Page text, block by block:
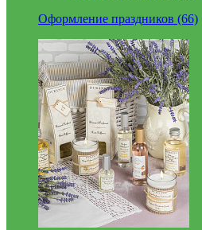
Оформление праздников (66)